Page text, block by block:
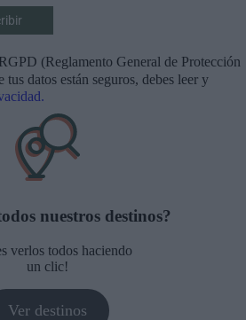
(Reglamento General de Protección
datos están seguros, debes leer y
nuestros destinos?
verlos todos haciendo
un clic!
Ver destinos